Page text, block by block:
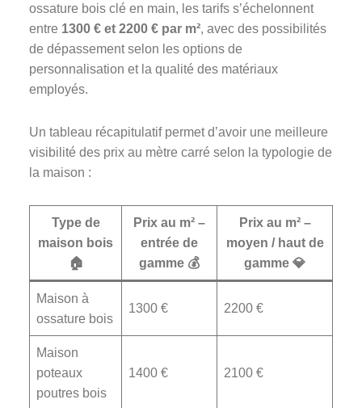
ossature bois clé en main, les tarifs s’échelonnent
entre 1300 € et 2200 € par m², avec des possibilités
de dépassement selon les options de
personnalisation et la qualité des matériaux
employés.
Un tableau récapitulatif permet d’avoir une meilleure
visibilité des prix au mètre carré selon la typologie de
la maison :
Type de
maison bois
🏠
Prix au m² –
entrée de
gamme 💰
Prix au m² –
moyen / haut de
gamme 💎
Maison à
ossature bois
1300 € 2200 €
Maison
poteaux
poutres bois
1400 € 2100 €